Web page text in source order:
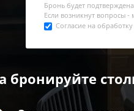
Бронь будет
Если возникнут вопросы
Согласие на
бронируйте